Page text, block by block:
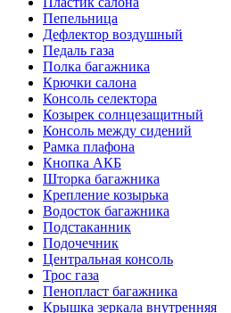
Пепельница
Дефлектор воздушный
Педаль газа
Полка багажника
Крючки салона
Консоль селектора
Козырек солнцезащитный
Консоль между сидений
Рамка плафона
Кнопка АКБ
Шторка багажника
Крепление козырька
Водосток багажника
Подстаканник
Подочечник
Центральная консоль
Трос газа
Пенопласт багажника
Крышка зеркала внутренняя